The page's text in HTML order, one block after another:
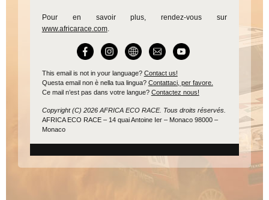
Pour en savoir plus, rendez-vous sur
www.africarace.com.
This email is not in your language? Contact us!
Questa email non è nella tua lingua? Contattaci, per favore.
Ce mail n’est pas dans votre langue? Contactez nous!
Copyright (C) 2026 AFRICA ECO RACE. Tous droits réservés.
AFRICA ECO RACE – 14 quai Antoine Ier – Monaco 98000 –
Monaco